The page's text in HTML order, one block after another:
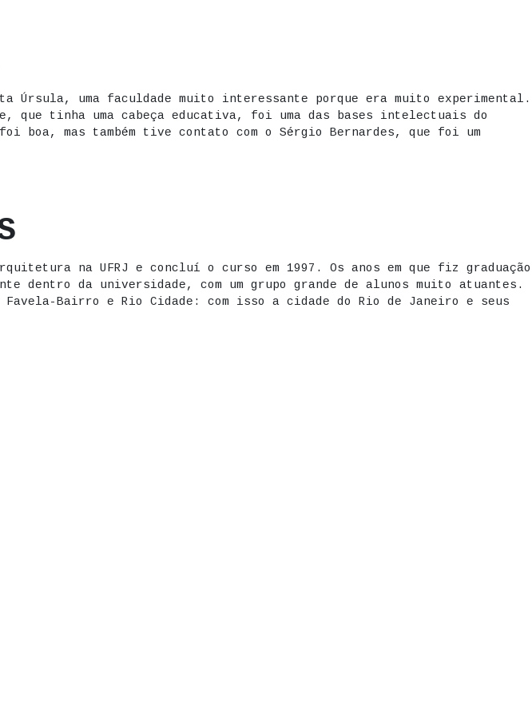
Úrsula, uma faculdade muito interessante porque era muito experimental.
que tinha uma cabeça educativa, foi uma das bases intelectuais do
boa, mas também tive contato com o Sérgio Bernardes, que foi um
na UFRJ e concluí o curso em 1997. Os anos em que fiz graduação
dentro da universidade, com um grupo grande de alunos muito atuantes.
Favela-Bairro e Rio Cidade: com isso a cidade do Rio de Janeiro e seus